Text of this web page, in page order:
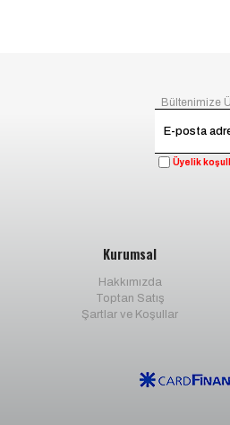
Bültenimize
Üyelik
Kurumsal
Hakkımızda
Toptan Satış
Şartlar ve Koşullar